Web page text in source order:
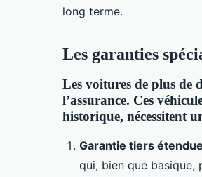
long terme.
Les garanties
Les voitures de plus de
l’assurance. Ces
historique, nécessitent
Garantie tiers étendue
qui, bien que